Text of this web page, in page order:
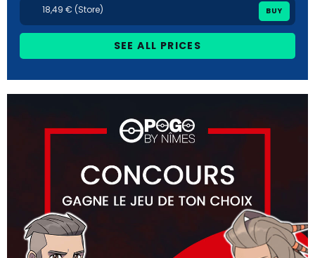
18,49 € (Store) BUY
SEE ALL PRICES